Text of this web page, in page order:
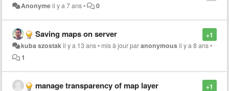
Anonymeil y a 7 ans• 0
+1
Saving maps on server
kuba szostakil y a 13 ans• mis à jour paranonymousil y a 8 ans•
1
+1
manage transparency of map layer